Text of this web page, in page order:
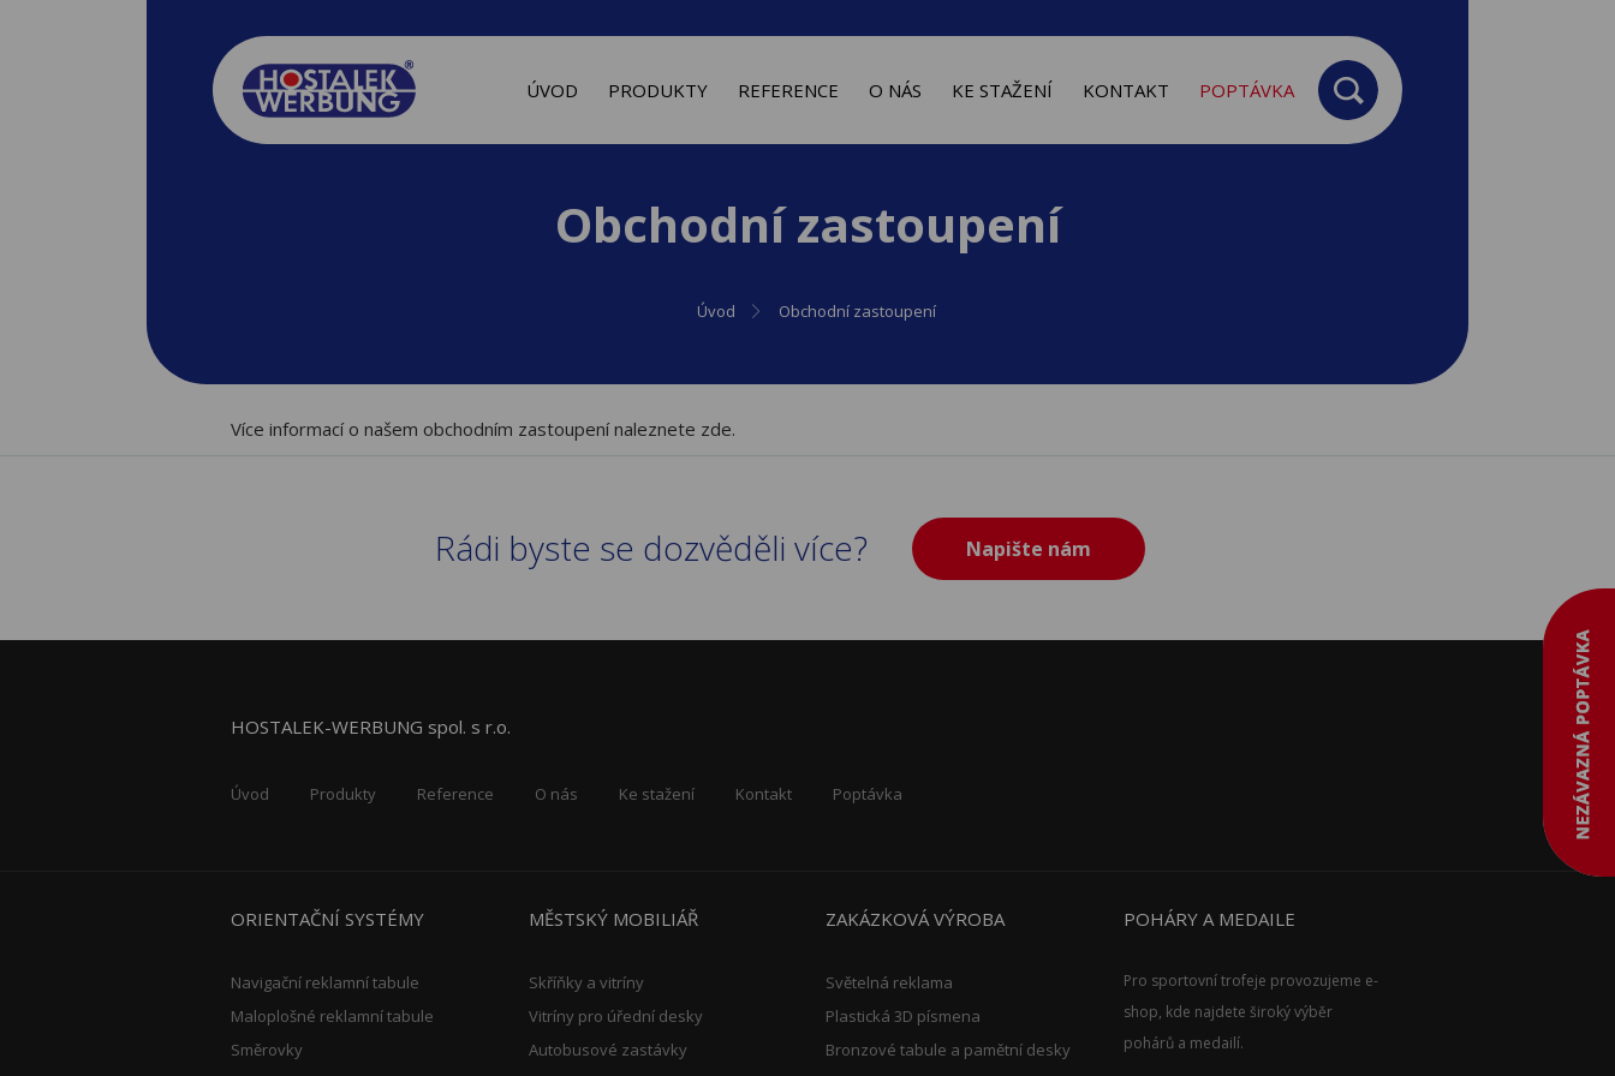
ÚVOD PRODUKTY REFERENCE O NÁS KE STAŽENÍ KONTAKT POPTÁVKA
Obchodní zastoupení
Úvod Obchodní zastoupení
Více informací o našem obchodním zastoupení naleznete zde.
Rádi byste se dozvěděli více? Napište nám
HOSTALEK-WERBUNG spol. s r.o.
Úvod Produkty Reference O nás Ke stažení Kontakt Poptávka
ORIENTAČNÍ SYSTÉMY
Navigační reklamní tabule
Maloplošné reklamní tabule
Směrovky
MĚSTSKÝ MOBILIÁŘ
Skříňky a vitríny
Vitríny pro úřední desky
Autobusové zastávky
ZAKÁZKOVÁ VÝROBA
Světelná reklama
Plastická 3D písmena
Bronzové tabule a pamětní desky
POHÁRY A MEDAILE
Pro sportovní trofeje provozujeme e-
shop, kde najdete široký výběr
pohárů a medailí.